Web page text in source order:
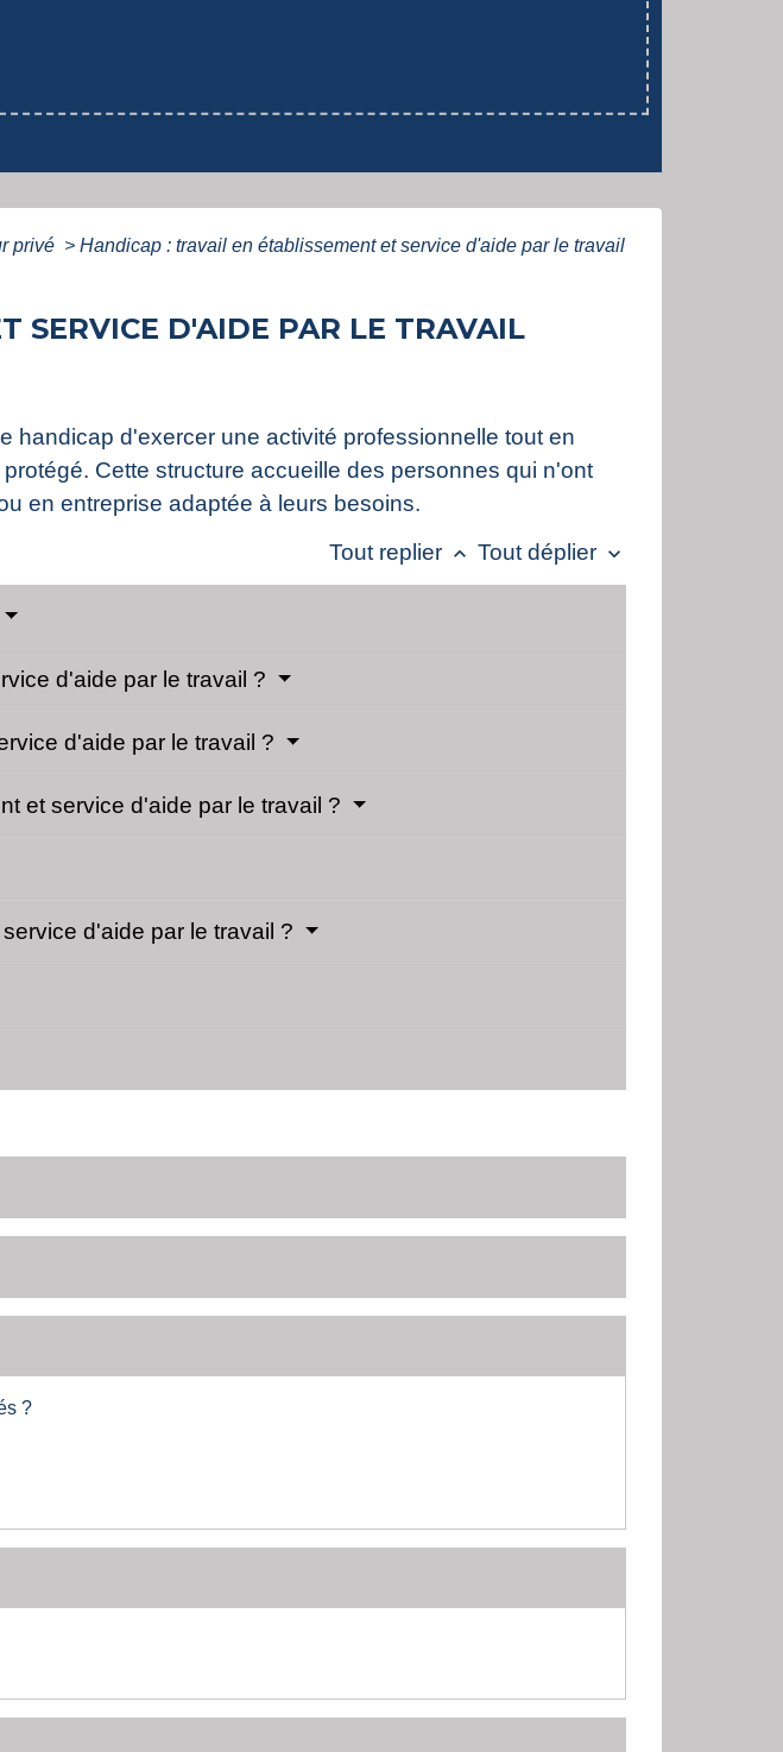
privé > Handicap : travail en établissement et service d'aide par le travail
SERVICE D'AIDE PAR LE TRAVAIL
handicap d'exercer une activité professionnelle tout en
Cette structure accueille des personnes qui n'ont
en entreprise adaptée à leurs besoins.
Tout replier keyboard_arrow_up Tout déplier keyboard_arrow_down
d'aide par le travail ?
d'aide par le travail ?
et service d'aide par le travail ?
d'aide par le travail ?
?